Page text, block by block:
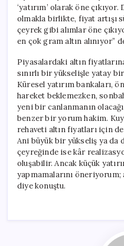
‘yatırım’ olarak öne
olmakla birlikte, fiyat artışı
çeyrek gibi alımlar öne
en çok gram altın alınıyor”
Piyasalardaki altın
sınırlı bir yükselişle yatay
Küresel yatırım bankaları,
hareket beklemezken,
yeni bir canlanmanın
benzer bir yorum hakim.
rehaveti altın fiyatları için
Ani büyük bir yükseliş ya da
çeyreğinde ise kâr
oluşabilir. Ancak küçük
yapmamalarını öneriyorum;
diye konuştu.